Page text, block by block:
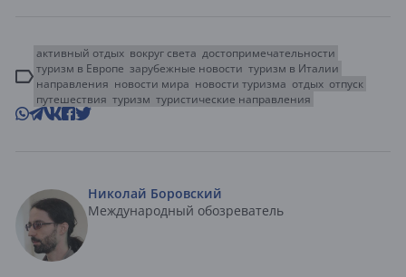
активный отдых вокруг света достопримечательности
туризм в Европе зарубежные новости туризм в Италии
направления новости мира новости туризма отдых отпуск
путешествия туризм туристические направления
Николай Боровский
Международный обозреватель